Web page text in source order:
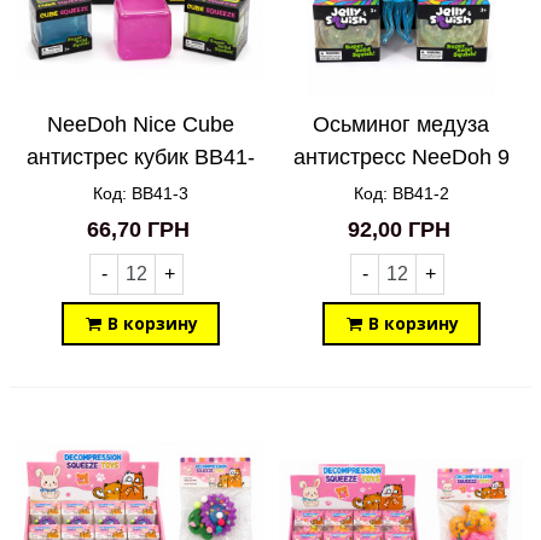
NeeDoh Nice Cube
антистрес кубик BB41-
3
Код: BB41-3
66,70 ГРН
- +
В корзину
Осьминог медуза
антистресс NeeDoh 9
см BB41-2
Код: BB41-2
92,00 ГРН
- +
В корзину